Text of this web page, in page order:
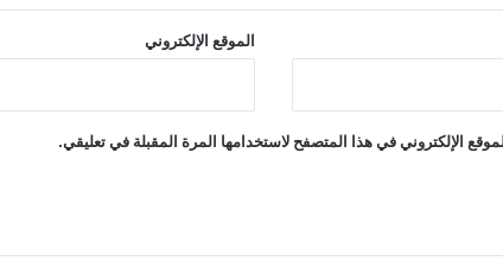
الموقع الإلكتروني
الإلكتروني في هذا المتصفح لاستخدامها المرة المقبلة في تعليقي.